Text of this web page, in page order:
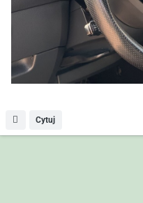
Cytuj